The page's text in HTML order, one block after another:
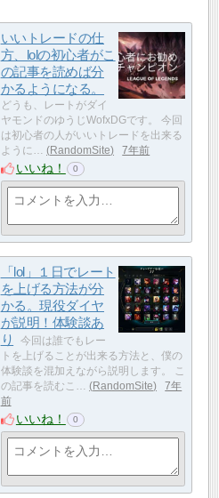
いいトレードの仕
方、lolの初心者がこ
の記事を読めば分
かるようになる。
どうも、レートがダイ
ヤモンドのゆうじWofxDGです。 今回
は初心者の人がいいトレードを出来る
ように…
RandomSite 7年前
いいね！ 0
「lol」１日でレート
を上げる方法が分
かる。現役ダイヤ
が説明！体験談あ
り
今回は誰でもレー
トを上げることが出来る方法と、僕の
体験談を混加えながら説明します。 こ
の記事を読むこ…
RandomSite
7年
前
いいね！ 0